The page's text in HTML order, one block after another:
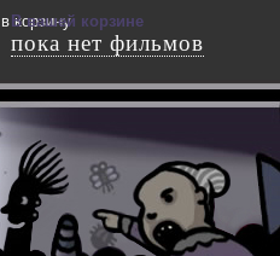
корзину
В вашей корзине
пока нет фильмов